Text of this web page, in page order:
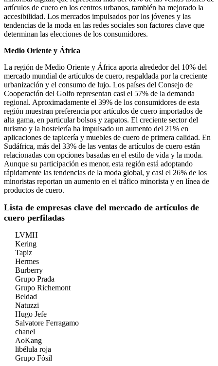
artículos de cuero en los centros urbanos, también ha mejorado la
accesibilidad. Los mercados impulsados ​​por los jóvenes y las
tendencias de la moda en las redes sociales son factores clave que
determinan las elecciones de los consumidores.
Medio Oriente y África
La región de Medio Oriente y África aporta alrededor del 10% del
mercado mundial de artículos de cuero, respaldada por la creciente
urbanización y el consumo de lujo. Los países del Consejo de
Cooperación del Golfo representan casi el 57% de la demanda
regional. Aproximadamente el 39% de los consumidores de esta
región muestran preferencia por artículos de cuero importados de
alta gama, en particular bolsos y zapatos. El creciente sector del
turismo y la hostelería ha impulsado un aumento del 21% en
aplicaciones de tapicería y muebles de cuero de primera calidad. En
Sudáfrica, más del 33% de las ventas de artículos de cuero están
relacionadas con opciones basadas en el estilo de vida y la moda.
Aunque su participación es menor, esta región está adoptando
rápidamente las tendencias de la moda global, y casi el 26% de los
minoristas reportan un aumento en el tráfico minorista y en línea de
productos de cuero.
Lista de empresas clave del mercado de artículos de
cuero perfiladas
LVMH
Kering
Tapiz
Hermes
Burberry
Grupo Prada
Grupo Richemont
Beldad
Natuzzi
Hugo Jefe
Salvatore Ferragamo
chanel
AoKang
libélula roja
Grupo Fósil